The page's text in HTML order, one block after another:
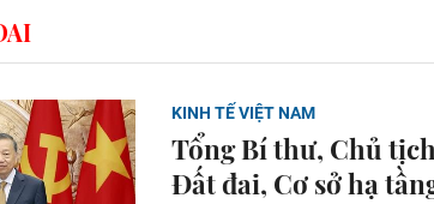
KINH TẾ VIỆT NAM
Tổng Bí thư, Chủ
Đất đai, Cơ sở hạ